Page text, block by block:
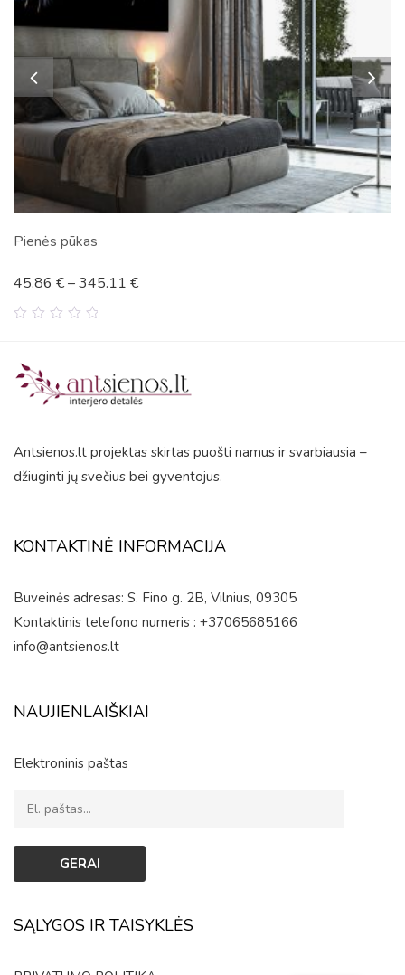
Pienės pūkas
5
45.86 €–345.11 €
Antsienos.lt projektas skirtas puošti namus ir svarbiausia –
džiuginti jų svečius bei gyventojus.
KONTAKTINĖ INFORMACIJA
Buveinės adresas: S. Fino g. 2B, Vilnius, 09305
Kontaktinis telefono numeris : +37065685166
info@antsienos.lt
NAUJIENLAIŠKIAI
Elektroninis paštas
SĄLYGOS IR TAISYKLĖS